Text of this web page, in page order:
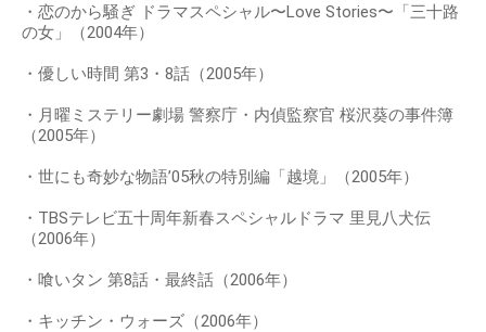
・恋のから騒ぎ ドラマスペシャル〜Love Stories〜「三十路
の女」（2004年）
・優しい時間 第3・8話（2005年）
・月曜ミステリー劇場 警察庁・内偵監察官 桜沢葵の事件簿
（2005年）
・世にも奇妙な物語’05秋の特別編「越境」（2005年）
・TBSテレビ五十周年新春スペシャルドラマ 里見八犬伝
（2006年）
・喰いタン 第8話・最終話（2006年）
・キッチン・ウォーズ（2006年）